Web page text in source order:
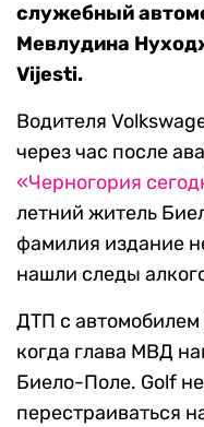
служебный
Мевлудина
Vijesti.
Водителя
через час после
«Черногория
летний житель
фамилия издание
нашли следы
ДТП с
когда глава МВД
Биело-Поле. Golf
перестраиваться